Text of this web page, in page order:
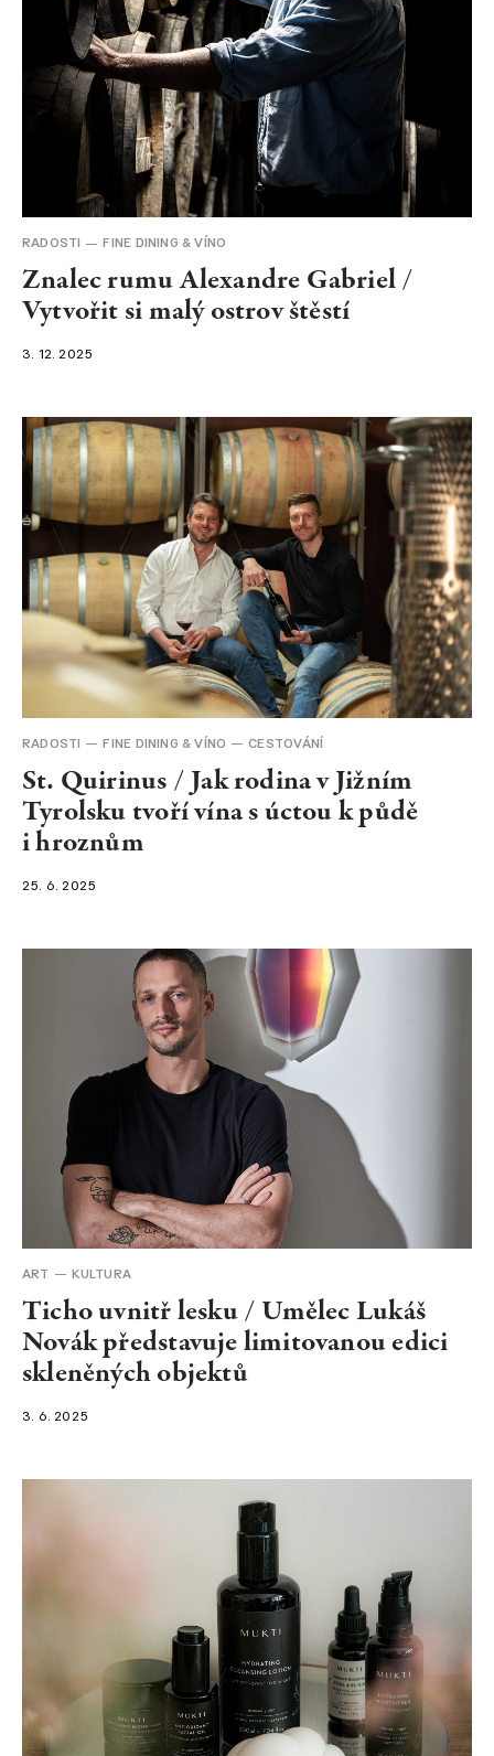
RADOSTI FINE DINING & VÍNO
Znalec rumu Alexandre Gabriel /
Vytvořit si malý ostrov štěstí
3. 12. 2025
RADOSTI FINE DINING & VÍNO CESTOVÁNÍ
St. Quirinus / Jak rodina v Jižním
Tyrolsku tvoří vína s úctou k půdě
i hroznům
25. 6. 2025
ART KULTURA
Ticho uvnitř lesku / Umělec Lukáš
Novák představuje limitovanou edici
skleněných objektů
3. 6. 2025